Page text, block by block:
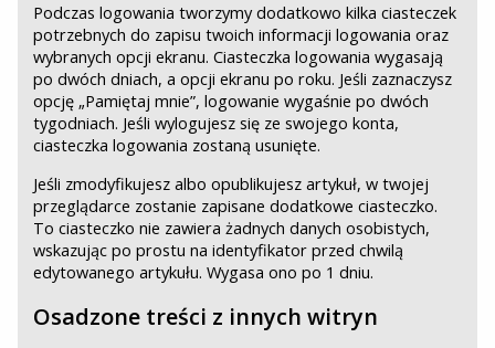
Podczas logowania tworzymy dodatkowo kilka ciasteczek
potrzebnych do zapisu twoich informacji logowania oraz
wybranych opcji ekranu. Ciasteczka logowania wygasają
po dwóch dniach, a opcji ekranu po roku. Jeśli zaznaczysz
opcję „Pamiętaj mnie”, logowanie wygaśnie po dwóch
tygodniach. Jeśli wylogujesz się ze swojego konta,
ciasteczka logowania zostaną usunięte.
Jeśli zmodyfikujesz albo opublikujesz artykuł, w twojej
przeglądarce zostanie zapisane dodatkowe ciasteczko.
To ciasteczko nie zawiera żadnych danych osobistych,
wskazując po prostu na identyfikator przed chwilą
edytowanego artykułu. Wygasa ono po 1 dniu.
Osadzone treści z innych witryn